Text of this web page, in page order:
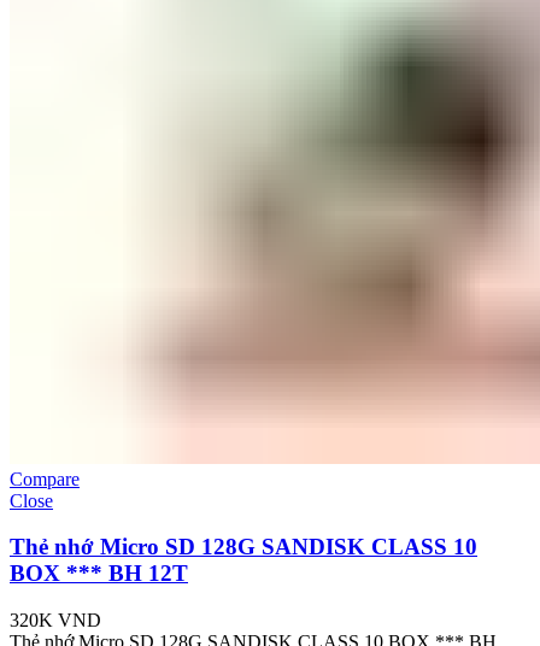
Compare
Close
Thẻ nhớ Micro SD 128G SANDISK CLASS 10
BOX *** BH 12T
320K VND
Thẻ nhớ Micro SD 128G SANDISK CLASS 10 BOX *** BH